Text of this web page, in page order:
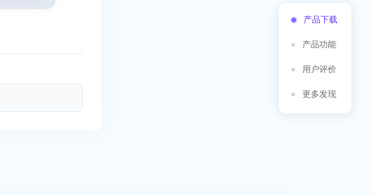
产品下载
产品功能
用户评价
更多发现